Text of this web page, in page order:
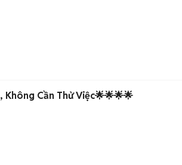
Tuyển Phụ Bếp Nóng ,Lạnh , Không Cần Thử Việc🌟🌟🌟🌟